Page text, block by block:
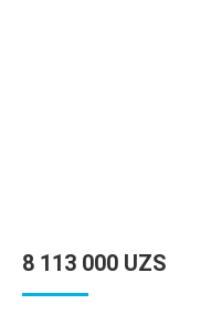
8 113 000 UZS